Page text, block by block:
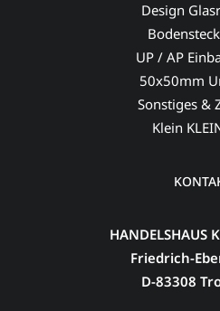
Design
UP / AP
50x50mm
Sonstiges &
Klein
HANDELSHAUS
Friedrich-
D-83308